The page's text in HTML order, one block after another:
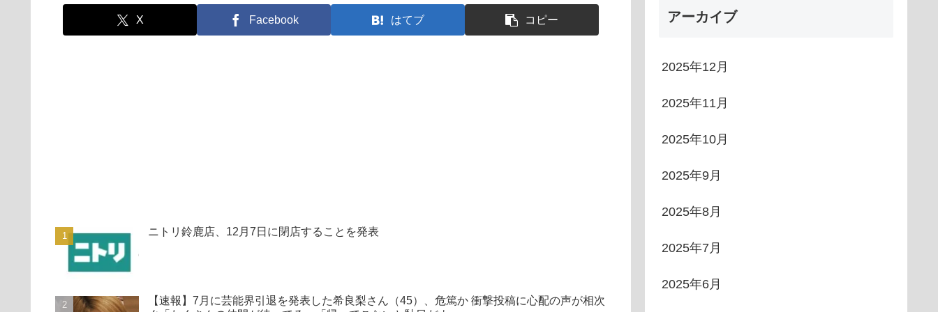
X Facebook はてブ コピー
ニトリ鈴鹿店、12月7日に閉店することを発表
【速報】7月に芸能界引退を発表した希良梨さん（45）、危篤か 衝撃投稿に心配の声が相次
アーカイブ
2025年12月
2025年11月
2025年10月
2025年9月
2025年8月
2025年7月
2025年6月